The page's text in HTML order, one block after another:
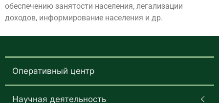
обеспечению занятости населения, легализации
доходов, информирование населения и др.
Оперативный центр
Научная деятельность